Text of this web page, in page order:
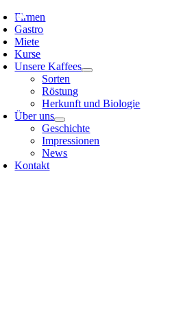
Skip
to
content
Firmen
Gastro
Miete
Kurse
Unsere Kaffees
Sorten
Röstung
Herkunft und Biologie
Über uns
Geschichte
Impressionen
News
Kontakt
Neu
Neu
Neu
Neu